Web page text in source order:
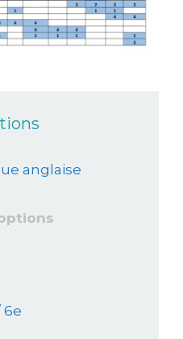
anglaise
6e